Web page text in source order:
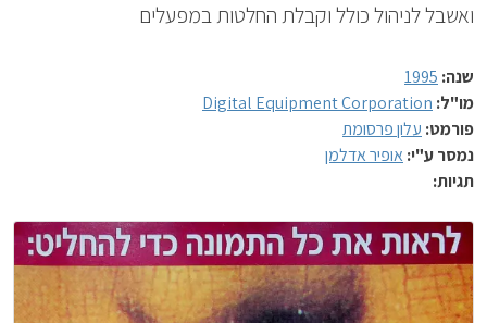
ואשבל לניהול כולל וקבלת החלטות במפעלים
שנה: 1995
מו"ל: Digital Equipment Corporation
פורמט: עלון פרסומת
נמסר ע"י: אופיר אדלמן
תגיות: